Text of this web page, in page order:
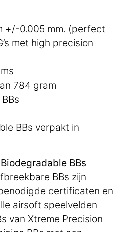
+/-0.005 mm. (perfect
met high precision
784 gram
BBs verpakt in
BBs
BBs zijn
certificaten en
airsoft speelvelden
van Xtreme Precision